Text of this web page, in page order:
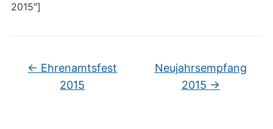
2015″]
← Ehrenamtsfest
2015
Neujahrsempfang
2015 →